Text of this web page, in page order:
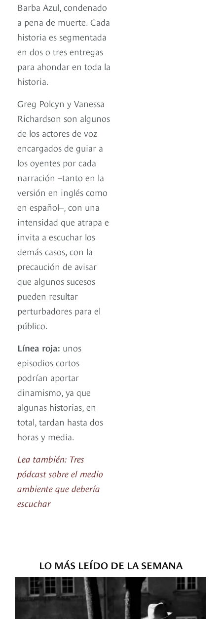
Barba Azul, condenado
a pena de muerte. Cada
historia es segmentada
en dos o tres entregas
para ahondar en toda la
historia.
Greg Polcyn y Vanessa
Richardson son algunos
de los actores de voz
encargados de guiar a
los oyentes por cada
narración –tanto en la
versión en inglés como
en español–, con una
intensidad que atrapa e
invita a escuchar los
demás casos, con la
precaución de avisar
que algunos sucesos
pueden resultar
perturbadores para el
público.
Línea roja: unos
episodios cortos
podrían aportar
dinamismo, ya que
algunas historias, en
total, tardan hasta dos
horas y media.
Lea también: Tres
pódcast sobre el medio
ambiente que debería
escuchar
LO MÁS LEÍDO DE LA SEMANA